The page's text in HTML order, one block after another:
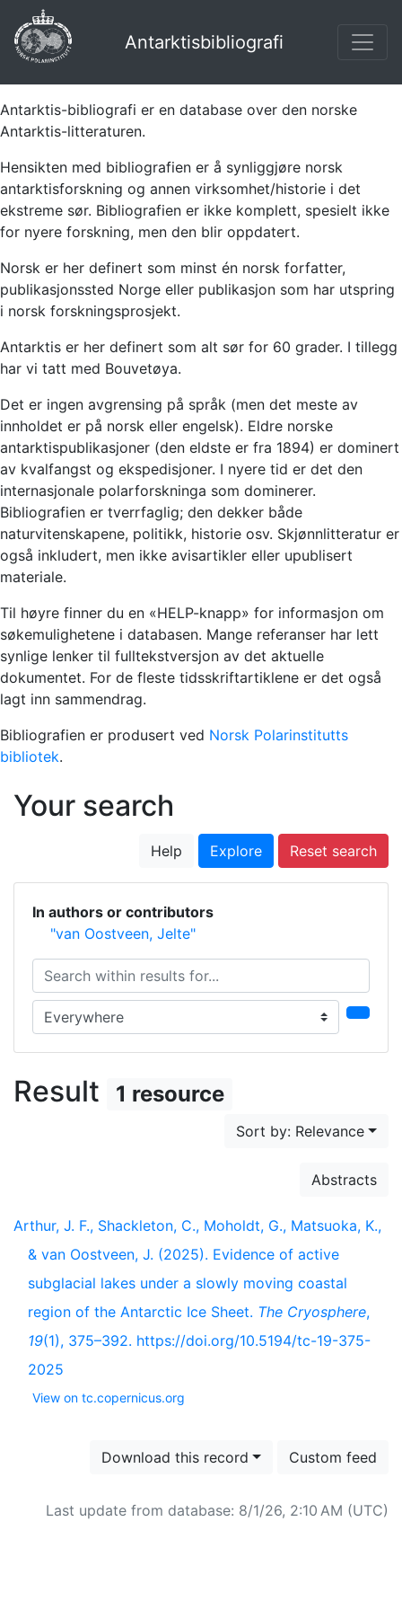
Antarktisbibliografi
Antarktis-bibliografi er en database over den norske
Antarktis-litteraturen.
Hensikten med bibliografien er å synliggjøre norsk
antarktisforskning og annen virksomhet/historie i det
ekstreme sør. Bibliografien er ikke komplett, spesielt ikke
for nyere forskning, men den blir oppdatert.
Norsk er her definert som minst én norsk forfatter,
publikasjonssted Norge eller publikasjon som har utspring
i norsk forskningsprosjekt.
Antarktis er her definert som alt sør for 60 grader. I tillegg
har vi tatt med Bouvetøya.
Det er ingen avgrensing på språk (men det meste av
innholdet er på norsk eller engelsk). Eldre norske
antarktispublikasjoner (den eldste er fra 1894) er dominert
av kvalfangst og ekspedisjoner. I nyere tid er det den
internasjonale polarforskninga som dominerer.
Bibliografien er tverrfaglig; den dekker både
naturvitenskapene, politikk, historie osv. Skjønnlitteratur er
også inkludert, men ikke avisartikler eller upublisert
materiale.
Til høyre finner du en «HELP-knapp» for informasjon om
søkemulighetene i databasen. Mange referanser har lett
synlige lenker til fulltekstversjon av det aktuelle
dokumentet. For de fleste tidsskriftartiklene er det også
lagt inn sammendrag.
Bibliografien er produsert ved Norsk Polarinstitutts
bibliotek.
Your search
Help Explore Reset search
In authors or contributors
"van Oostveen, Jelte"
Search within results for...
Search in...
Result 1 resource
Sort by: Relevance
Abstracts
Arthur, J. F., Shackleton, C., Moholdt, G., Matsuoka, K.,
& van Oostveen, J. (2025). Evidence of active
subglacial lakes under a slowly moving coastal
region of the Antarctic Ice Sheet. The Cryosphere,
19(1), 375–392. https://doi.org/10.5194/tc-19-375-
2025
View on tc.copernicus.org
Download this record Custom feed
Last update from database: 8/1/26, 2:10 AM (UTC)